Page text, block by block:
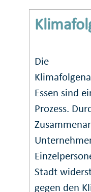
Die
Essen sind
Prozess.
Stadt
gegen den